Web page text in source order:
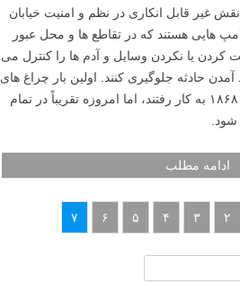
نقش غیر قابل انکاری در نظم و امنیت خیابان
هایی هستند که در تقاطع ها و محل عبور
کردن یا نکردن وسایل و آدم ها را کنترل می
آمدن حادثه جلوگیری کنند. اولین بار چراغ های
راهنمایی در انگلستان در سال ۱۸۶۸ به کار رفتند، اما امروزه تقریباً در تمام
ادامه مطلب
۲ ۳ ۴ ۵ ۶ ۷